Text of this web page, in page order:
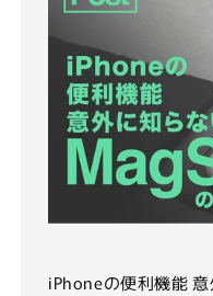
iPhoneの便利機能